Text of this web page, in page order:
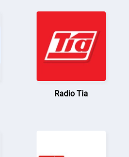
Radio Tia